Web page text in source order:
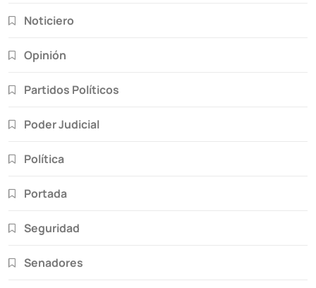
Noticiero
Opinión
Partidos Políticos
Poder Judicial
Política
Portada
Seguridad
Senadores